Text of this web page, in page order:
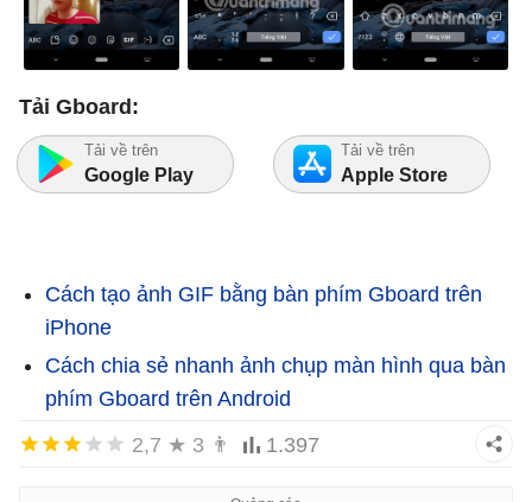
Tải Gboard:
Tải về trên
Google Play
Tải về trên
Apple Store
Cách tạo ảnh GIF bằng bàn phím Gboard trên
iPhone
Cách chia sẻ nhanh ảnh chụp màn hình qua bàn
phím Gboard trên Android
2,7 ★ 3 👨 1.397